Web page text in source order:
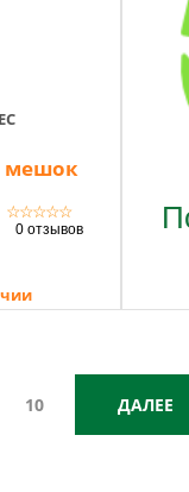
мешок
☆☆☆☆☆
0 отзывов
10 ДАЛЕЕ